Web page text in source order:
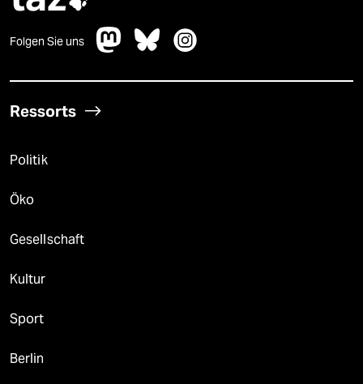
Folgen Sie uns
Ressorts
Politik
Öko
Gesellschaft
Kultur
Sport
Berlin